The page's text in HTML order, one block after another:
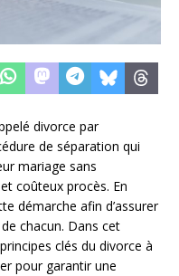
divorce par
de séparation qui
mariage sans
coûteux procès. En
démarche afin d’assurer
chacun. Dans cet
clés du divorce à
pour garantir une